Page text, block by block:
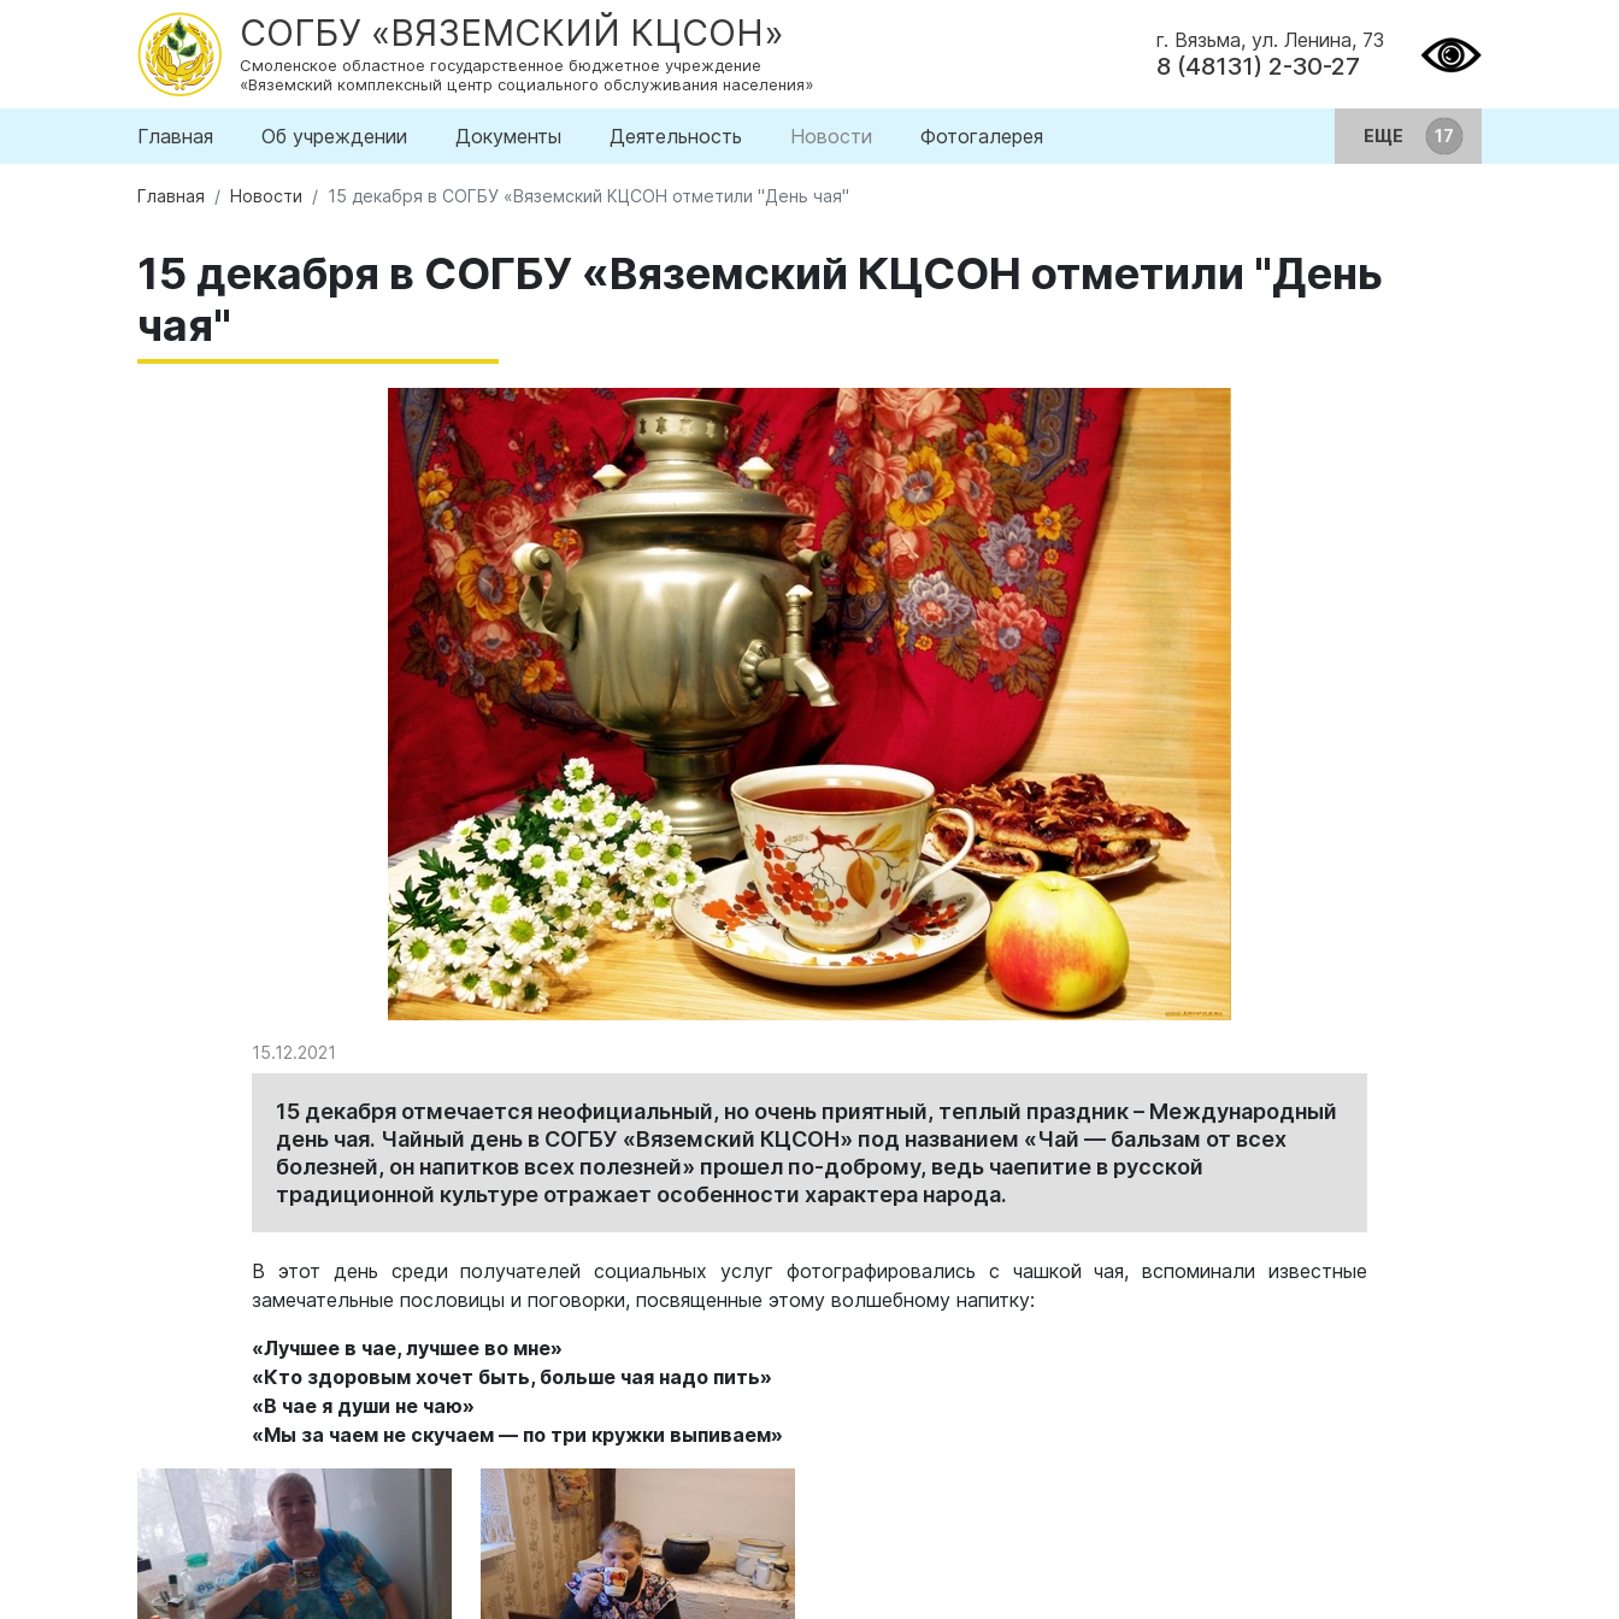
СОГБУ «ВЯЗЕМСКИЙ КЦСОН»
Смоленское областное государственное бюджетное учреждение
«Вяземский комплексный центр социального обслуживания населения»
г. Вязьма, ул. Ленина, 73
8 (48131) 2-30-27
Главная Об учреждении Документы Деятельность Новости Фотогалерея ЕЩЕ
Главная Новости 15 декабря в СОГБУ «Вяземский КЦСОН отметили "День чая"
15 декабря в СОГБУ «Вяземский КЦСОН отметили "День
чая"
15.12.2021
15 декабря отмечается неофициальный, но очень приятный, теплый праздник – Международный
день чая. Чайный день в СОГБУ «Вяземский КЦСОН» под названием «Чай — бальзам от всех
болезней, он напитков всех полезней» прошел по-доброму, ведь чаепитие в русской
традиционной культуре отражает особенности характера народа.
В этот день среди получателей социальных услуг фотографировались с чашкой чая, вспоминали известные
замечательные пословицы и поговорки, посвященные этому волшебному напитку:
«Лучшее в чае, лучшее во мне»
«Кто здоровым хочет быть, больше чая надо пить»
«В чае я души не чаю»
«Мы за чаем не скучаем — по три кружки выпиваем»